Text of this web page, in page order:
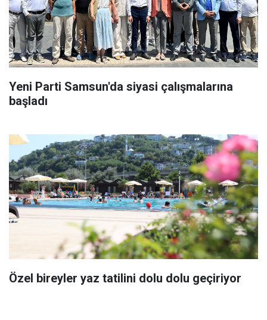
Yeni Parti Samsun'da siyasi çalışmalarına
başladı
Özel bireyler yaz tatilini dolu dolu geçiriyor